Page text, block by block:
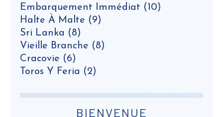
Embarquement Immédiat (10)
Halte À Malte (9)
Sri Lanka (8)
Vieille Branche (8)
Cracovie (6)
Toros Y Feria (2)
BIENVENUE